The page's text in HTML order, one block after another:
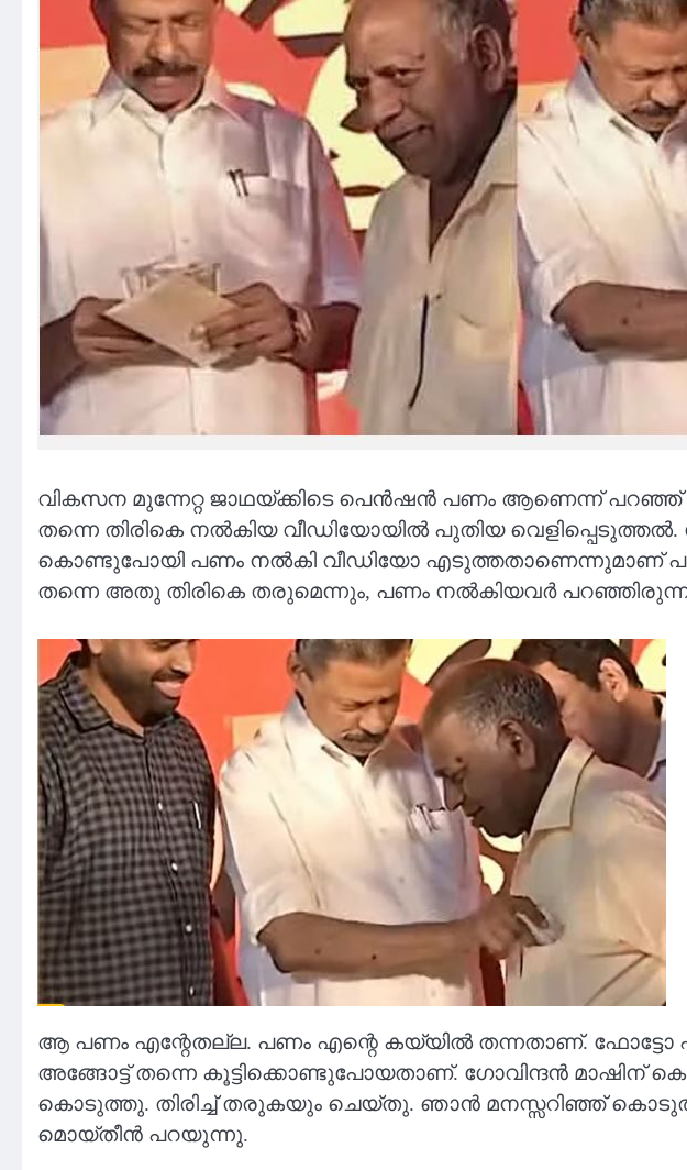
വികസന മുന്നേറ്റ ജാഥയ്ക്കിടെ പെന്‍ഷന്‍ പണം ആണെന്ന് പറഞ്ഞ്
തന്നെ തിരികെ നല്‍കിയ വീഡിയോയില്‍ പുതിയ വെളിപ്പെടുത്തല്‍.
കൊണ്ടുപോയി പണം നല്‍കി വീഡിയോ എടുത്തതാണെന്നുമാണ്
തന്നെ അതു തിരികെ തരുമെന്നും, പണം നല്‍കിയവര്‍
ആ പണം എന്റേതല്ല. പണം എന്റെ കയ്യില്‍ തന്നതാണ്. ഫോട്ടോ
അങ്ങോട്ട് തന്നെ കൂട്ടിക്കൊണ്ടുപോയതാണ്. ഗോവിന്ദന്‍ മാഷിന്
കൊടുത്തു. തിരിച്ച് തരുകയും ചെയ്തു. ഞാന്‍ മനസ്സറിഞ്ഞ്
മൊയ്തീന്‍ പറയുന്നു.